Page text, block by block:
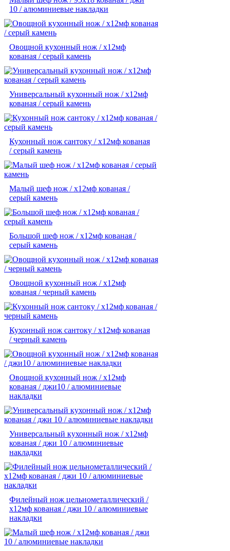
10 / алюминиевые накладки
Овощной кухонный нож / х12мф
кованая / серый камень
Универсальный кухонный нож / х12мф
кованая / серый камень
Кухонный нож сантоку / х12мф кованая
/ серый камень
Малый шеф нож / х12мф кованая /
серый камень
Большой шеф нож / х12мф кованая /
серый камень
Овощной кухонный нож / х12мф
кованая / черный камень
Кухонный нож сантоку / х12мф кованая
/ черный камень
Овощной кухонный нож / х12мф
кованая / джи10 / алюминиевые
накладки
Универсальный кухонный нож / х12мф
кованая / джи 10 / алюминиевые
накладки
Филейный нож цельнометаллический /
х12мф кованая / джи 10 / алюминиевые
накладки